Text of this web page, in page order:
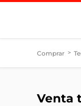
Comprar >
Venta